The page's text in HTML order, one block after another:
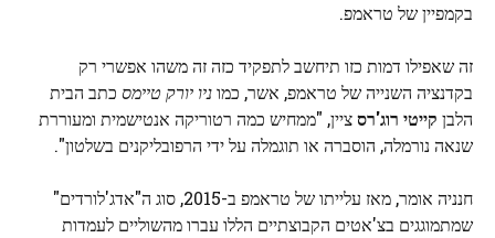
בקמפיין של טראמפ.
זה שאפילו דמות כזו תיחשב לתפקיד כזה זה משהו אפשרי רק
בקדנציה השנייה של טראמפ, אשר, כמוניו יורק טיימס כתב הבית
הלבן קייטי רוג'רסציין, "ממחיש כמה רטוריקה אנטישמית ומעוררת
שנאה נורמלה, הוסברה או תוגמלה על ידי הרפובליקנים בשלטון".
חנניה אומר, מאז עלייתו של טראמפ ב-2015, סוג ה"אדג'לורדים"
שמתמוגגים בצ'אטים הקבוצתיים הללו עברו מהשוליים לעמדות